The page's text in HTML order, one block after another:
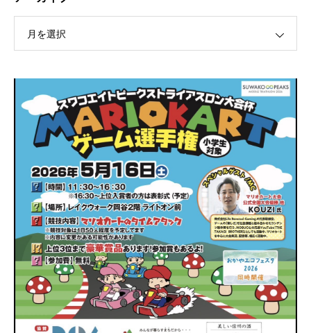
【受付終了】2026大会同日開催！カヤックに乗って諏訪
【受付終了】2026大会同日開催！小学生対象キッズ・ラ
ン大会
月を選択